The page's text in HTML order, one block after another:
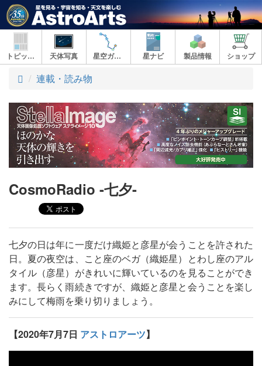
トピックス 天体写真 星空ガイド 星ナビ 製品情報 ショップ
ト
プ
連載・読み物
CosmoRadio -七夕-
七夕の日は年に一度だけ織姫と彦星が会うことを許された
日。夏の夜空は、こと座のベガ（織姫星）とわし座のアル
タイル（彦星）がきれいに輝いているのを見ることができ
ます。長らく雨続きですが、織姫と彦星と会うことを楽し
みにして梅雨を乗り切りましょう。
【2020年7月7日 アストロアーツ】